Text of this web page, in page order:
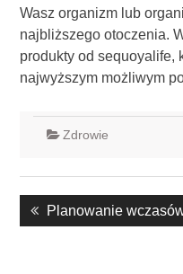
Wasz organizm lub
najbliższego otoczenia.
produkty od sequoyalife,
najwyższym możliwym
Zdrowie
wpisuPrevious
post:
Planowanie